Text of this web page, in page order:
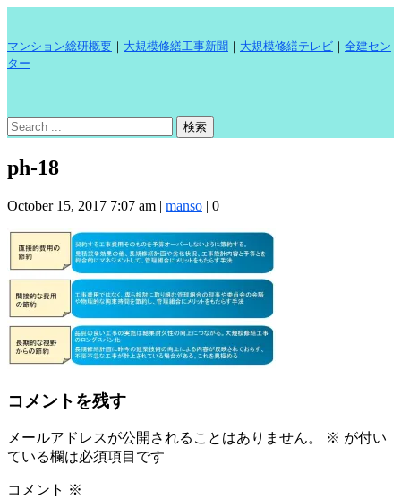
マンション総研概要 ｜ 大規模修繕工事新聞 ｜ 大規模修繕テレビ ｜ 全建セン
ター
ph-18
October 15, 2017 7:07 am | manso | 0
コメントを残す
メールアドレスが公開されることはありません。 ※ が付い
ている欄は必須項目です
コメント ※